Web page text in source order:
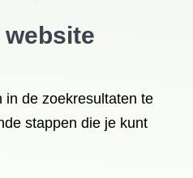
in de zoekresultaten te
stappen die je kunt